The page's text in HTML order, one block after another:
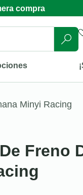
compra
Minyi Racing
Freno